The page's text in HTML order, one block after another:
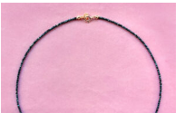
cen:
od
129,00 zł
209,00 zł